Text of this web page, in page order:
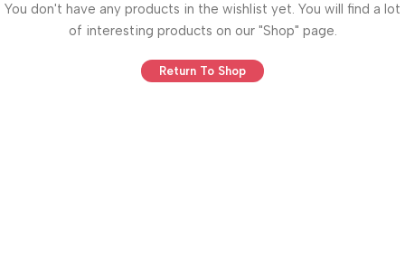
You don't have any products in the wishlist yet. You will find a lot
of interesting products on our "Shop" page.
Return To Shop